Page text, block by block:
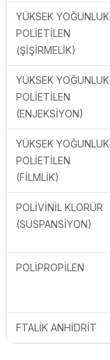
YÜKSEK YOĞUNLUK
POLİETİLEN
(ŞİŞİRMELİK)
YÜKSEK YOĞUNLUK
POLİETİLEN
(ENJEKSİYON)
YÜKSEK YOĞUNLUK
POLİETİLEN
(FİLMLİK)
POLİVİNİL KLORÜR
(SÜSPANSİYON)
POLİPROPİLEN
FTALİK ANHİDRİT